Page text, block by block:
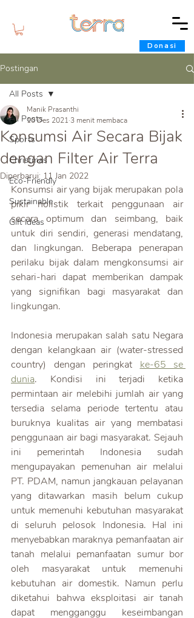
Donasi
Postingan
All Posts
Sports
Christmas
Eco-Friendly
Sustainable
Gift Ideas
All Posts
Konsumsi Air Secara Bijak
dengan Filter Air Terra
Manik Prasanthi
10 Des 2021 3 menit membaca
Diperbarui: 11 Jan 2022
Konsumsi air yang bijak merupakan pola
pikir holistik terkait penggunaan air
secara optimum dan seimbang, baik
untuk diri sendiri, generasi mendatang,
dan lingkungan. Beberapa penerapan
perilaku bijak dalam mengkonsumsi air
sehari-hari dapat memberikan dampak
yang signifikan bagi masyarakat dan
lingkungan.
Indonesia merupakan salah satu Negara
dengan kelangkaan air (water-stressed
country) dengan peringkat ke-65 se
dunia. Kondisi ini terjadi ketika
permintaan air melebihi jumlah air yang
tersedia selama periode tertentu atau
buruknya kualitas air yang membatasi
penggunaan air bagi masyarakat. Sejauh
ini pemerintah Indonesia sudah
mengupayakan pemenuhan air melalui
PT. PDAM, namun jangkauan pelayanan
yang ditawarkan masih belum cukup
untuk memenuhi kebutuhan masyarakat
di seluruh pelosok Indonesia. Hal ini
menyebabkan maraknya pemanfaatan air
tanah melalui pemanfaatan sumur bor
oleh masyarakat untuk memenuhi
kebutuhan air domestik. Namun perlu
diketahui bahwa eksploitasi air tanah
dapat mengganggu keseimbangan